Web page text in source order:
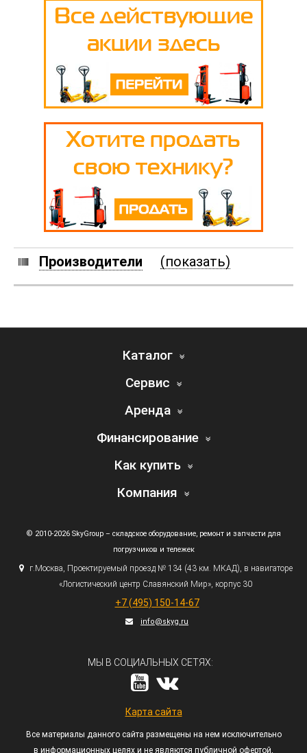
Производители (показать)
Каталог
Сервис
Аренда
Финансирование
Как купить
Компания
© 2010-2026 SkyGroup – складское оборудование, ремонт и запчасти для
погрузчиков и тележек
г.Москва, Проектируемый проезд № 134 (43км. МКАД), в навигаторе
«Логистический центр Славянский Мир», корпус 30
+7 (495) 150-14-67
info@skyg.ru
МЫ В СОЦИАЛЬНЫХ СЕТЯХ:
Карта сайта
Все материалы данного сайта размещены на нем исключительно
в информационных целях и не являются публичной офертой,